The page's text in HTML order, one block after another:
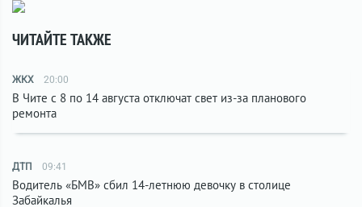
ЧИТАЙТЕ ТАКЖЕ
ЖКХ 20:00
В Чите с 8 по 14 августа отключат свет из-за планового
ремонта
ДТП 09:41
Водитель «БМВ» сбил 14-летнюю девочку в столице
Забайкалья